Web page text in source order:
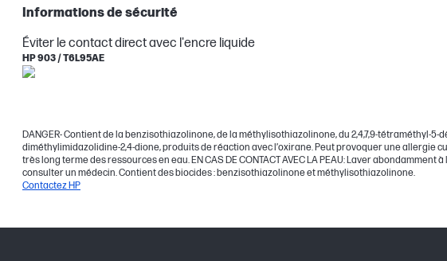
Informations de sécurité
Éviter le contact direct avec l'encre liquide
HP 903 / T6L95AE
DANGER- Contient de la benzisothiazolinone, de la méthylisothiazolinone, du 2,4,7,9-tétraméthyl-5-
diméthylimidazolidine-2,4-dione, produits de réaction avec l’oxirane. Peut provoquer une allergie
très long terme des ressources en eau. EN CAS DE CONTACT AVEC LA PEAU: Laver abondamment
consulter un médecin. Contient des biocides : benzisothiazolinone et méthylisothiazolinone.
Contactez HP